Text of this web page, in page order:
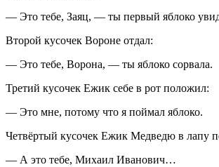
— Это тебе, Заяц, — ты первый яблоко
Второй кусочек Вороне отдал:
— Это тебе, Ворона, — ты яблоко сорвала.
Третий кусочек Ежик себе в рот положил:
— Это мне, потому что я поймал яблоко.
Четвёртый кусочек Ежик Медведю в лапу
— А это тебе, Михаил Иванович…